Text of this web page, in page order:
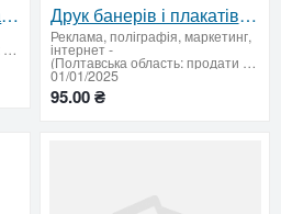
Таксі “Беру”. Служба таксі.
Полтава (Полтавська область: продати купити)
Друк банерів і плакатів у Полтаві
Реклама, поліграфія, маркетинг,
інтернет-
(Полтавська область: продати купити)
01/01/2025
95.00 ₴